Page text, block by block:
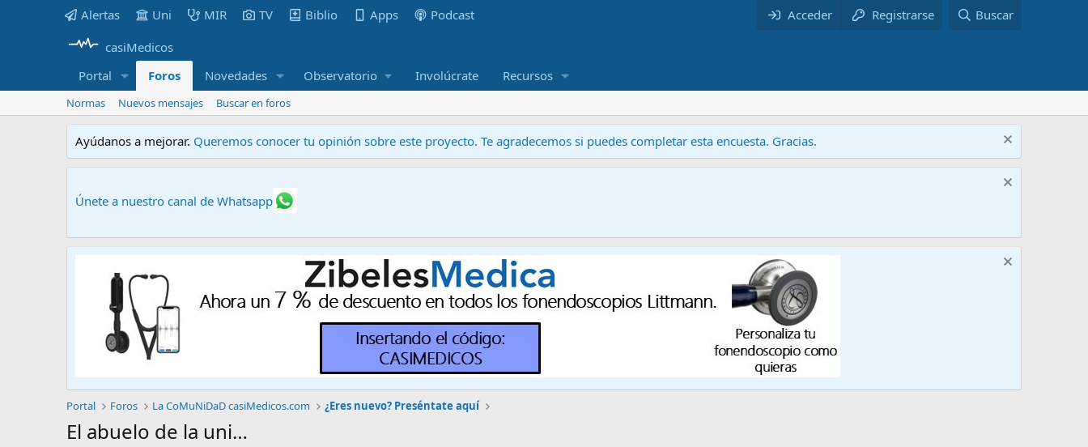
Alertas Uni MIR TV Biblio Apps Podcast Acceder Registrarse
Buscar
casiMedicos
Portal
Foros Novedades Observatorio Involúcrate Recursos
Normas Nuevos mensajes Buscar en foros
Ayúdanos a mejorar. Queremos conocer tu opinión sobre este proyecto. Te agradecemos si puedes completar esta encuesta. Gracias.
Únete a nuestro canal de Whatsapp
Portal Foros La CoMuNiDaD casiMedicos.com ¿Eres nuevo? Preséntate aquí
El abuelo de la uni…